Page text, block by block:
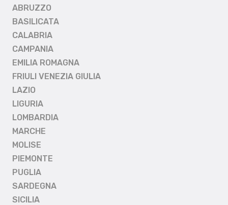
ABRUZZO
BASILICATA
CALABRIA
CAMPANIA
EMILIA ROMAGNA
FRIULI VENEZIA GIULIA
LAZIO
LIGURIA
LOMBARDIA
MARCHE
MOLISE
PIEMONTE
PUGLIA
SARDEGNA
SICILIA